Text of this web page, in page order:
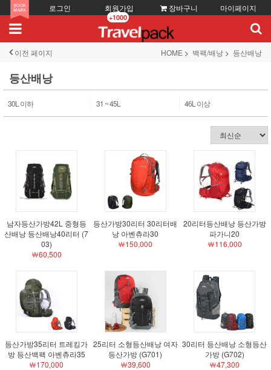
로그인 회원가입
+1000
장바구니 마이페이지
이전 페이지 HOME 백팩/배낭 등산배낭
등산배낭
30L 이하 31 ~ 45L 46L 이상
남자등산가방42L 중형등
산배낭 등산배낭40리터 (7
03)
￦60,500
등산가방30리터 30리터배
낭 아벤츄라30
￦150,000
20리터등산배낭 등산가방
파가니20
￦116,000
등산가방35리터 트레킹가
방 등산백팩 아벤츄라35
￦170,000
25리터 소형등산배낭 여자
등산가방 (G701)
￦39,600
30리터 등산배낭 소형등산
가방 (G702)
￦47,300